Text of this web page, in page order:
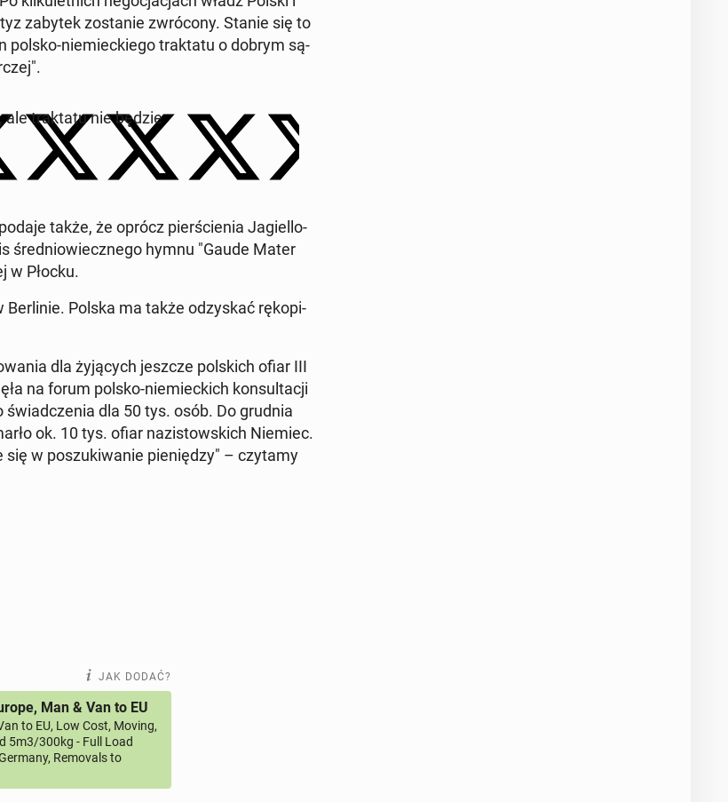
zabytek zo­sta­nie zwró­co­ny. Stanie się to
polsko-nie­miec­kie­go trak­ta­tu o dobrym są­
ale trak­ta­tu nie będzie
także, że oprócz pier­ście­nia Ja­giel­lo­
śre­dnio­wiecz­ne­go hymnu "Gaude Mater
w Płocku.
Polska ma także od­zy­skać rę­ko­pi­
dla ży­ją­cych jeszcze pol­skich ofiar III
na forum polsko-nie­miec­kich kon­sul­ta­cji
dla 50 tys. osób. Do grudnia
ok. 10 tys. ofiar na­zi­stow­skich Niemiec.
się w po­szu­ki­wa­nie pie­nię­dzy" – czytamy
JAK DODAĆ?
Man & Van to EU
to EU, Low Cost, Moving,
5m3/300kg - Full Load
Removals to